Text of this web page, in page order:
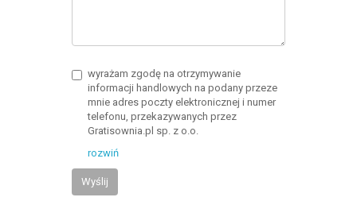
wyrażam zgodę na otrzymywanie
informacji handlowych na podany przeze
mnie adres poczty elektronicznej i numer
telefonu, przekazywanych przez
Gratisownia.pl sp. z o.o.
rozwiń
Wyślij